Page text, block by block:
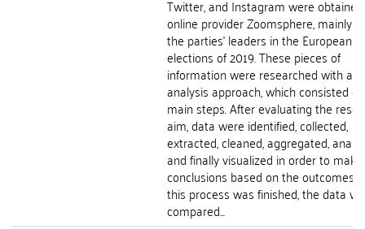
Twitter, and Instagram were
online provider Zoomsphere, mainly
the parties' leaders in the European
elections of 2019. These pieces of
information were researched with a
analysis approach, which consisted
main steps. After evaluating the
aim, data were identified, collected,
extracted, cleaned, aggregated,
and finally visualized in order to make
conclusions based on the outcomes.
this process was finished, the data
compared...